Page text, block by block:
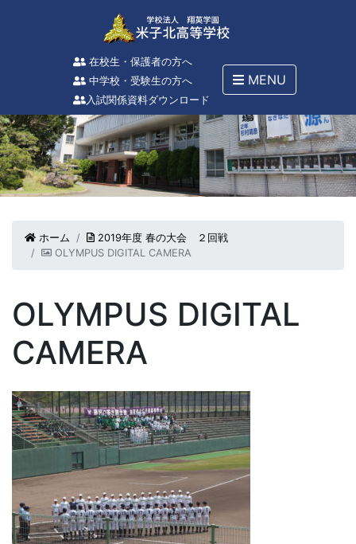
在校生・保護者の方へ
中学校・受験生の方へ
入試関係資料ダウンロード
MENU
ホーム
2019年度 春の大会 ２回戦
OLYMPUS DIGITAL CAMERA
OLYMPUS DIGITAL
CAMERA